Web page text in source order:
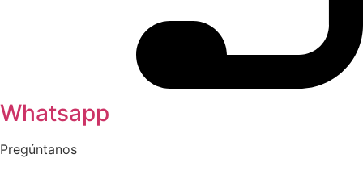
Whatsapp
Pregúntanos